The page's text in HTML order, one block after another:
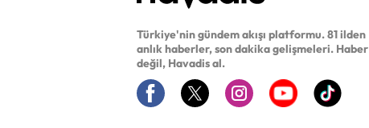
Türkiye'nin gündem akışı platformu. 81 ilden
anlık haberler, son dakika gelişmeleri. Haber
değil, Havadis al.